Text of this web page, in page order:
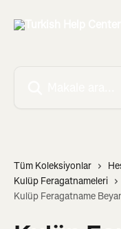
Tüm Koleksiyonlar
Kulüp Feragatnameleri
Kulüp Feragatname